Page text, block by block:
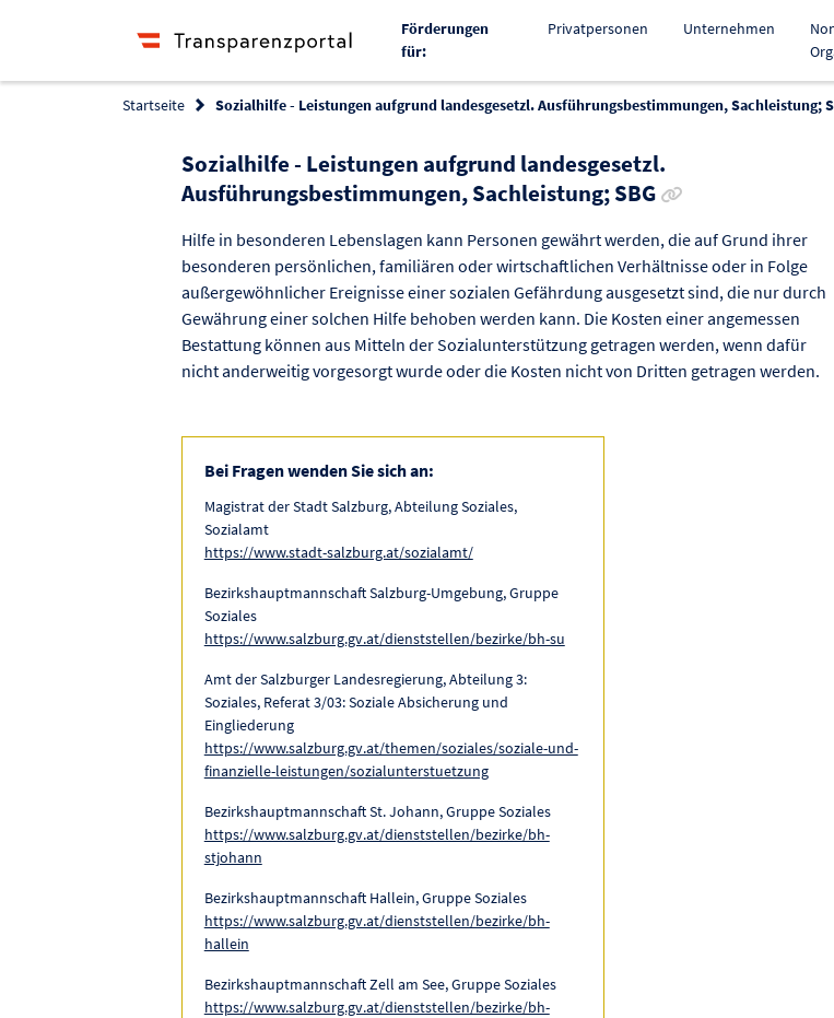
Förderungen
für:
Privatpersonen Unternehmen
Startseite Sozialhilfe - Leistungen aufgrund landesgesetzl. Ausführungsbestimmungen, Sachleistung;
Sozialhilfe - Leistungen aufgrund landesgesetzl.
Ausführungsbestimmungen, Sachleistung; SBG
Link zur Förderung
Hilfe in besonderen Lebenslagen kann Personen gewährt werden, die auf Grund ihrer
besonderen persönlichen, familiären oder wirtschaftlichen Verhältnisse oder in Folge
außergewöhnlicher Ereignisse einer sozialen Gefährdung ausgesetzt sind, die nur durch
Gewährung einer solchen Hilfe behoben werden kann. Die Kosten einer angemessen
Bestattung können aus Mitteln der Sozialunterstützung getragen werden, wenn dafür
nicht anderweitig vorgesorgt wurde oder die Kosten nicht von Dritten getragen werden.
Bei Fragen wenden Sie sich an:
Magistrat der Stadt Salzburg, Abteilung Soziales,
Sozialamt
https://www.stadt-salzburg.at/sozialamt/
Bezirkshauptmannschaft Salzburg-Umgebung, Gruppe
Soziales
https://www.salzburg.gv.at/dienststellen/bezirke/bh-su
Amt der Salzburger Landesregierung, Abteilung 3:
Soziales, Referat 3/03: Soziale Absicherung und
Eingliederung
https://www.salzburg.gv.at/themen/soziales/soziale-und-
finanzielle-leistungen/sozialunterstuetzung
Bezirkshauptmannschaft St. Johann, Gruppe Soziales
https://www.salzburg.gv.at/dienststellen/bezirke/bh-
stjohann
Bezirkshauptmannschaft Hallein, Gruppe Soziales
https://www.salzburg.gv.at/dienststellen/bezirke/bh-
hallein
Bezirkshauptmannschaft Zell am See, Gruppe Soziales
https://www.salzburg.gv.at/dienststellen/bezirke/bh-